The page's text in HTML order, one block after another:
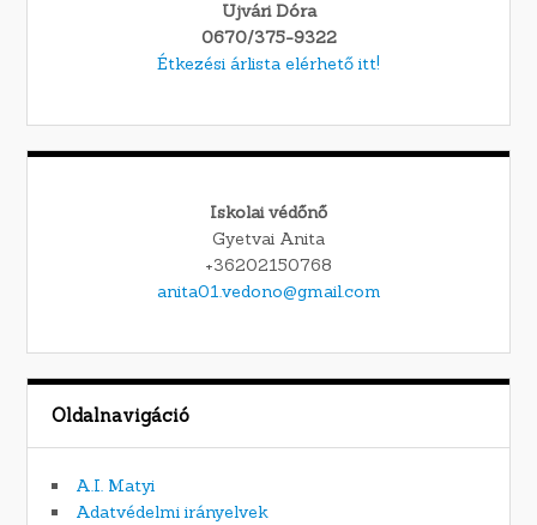
Ujvári Dóra
0670/375-9322
Étkezési árlista elérhető itt!
Iskolai védőnő
Gyetvai Anita
+36202150768
anita01.vedono@gmail.com
Oldalnavigáció
A.I. Matyi
Adatvédelmi irányelvek